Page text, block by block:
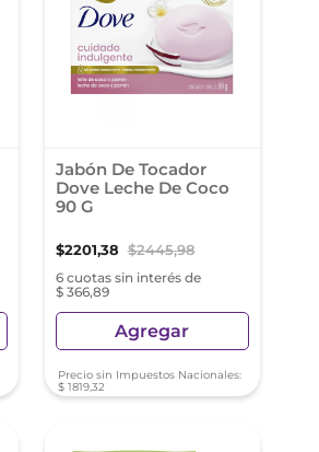
Jabón De Tocador
Dove Leche De Coco
90 G
$2201,38 $2445,98
6 cuotas sin interés de
$ 366,89
Agregar
Precio sin Impuestos Nacionales:
$ 1819,32